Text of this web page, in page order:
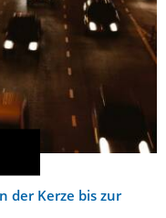
der Kerze bis zur